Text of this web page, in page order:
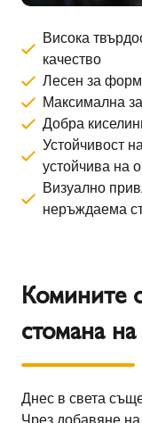
Висока
качество
Лесен за
Максимална
Добра
Устойчивост
устойчива на
Визуално
неръждаема
Комините
стомана
Днес в света
Чрез добавяне